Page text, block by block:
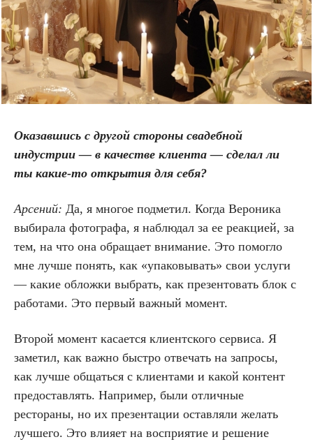
Оказавшись с другой стороны свадебной
индустрии — в качестве клиента — сделал ли
ты какие-то открытия для себя?
Арсений: Да, я многое подметил. Когда Вероника
выбирала фотографа, я наблюдал за ее реакцией, за
тем, на что она обращает внимание. Это помогло
мне лучше понять, как «упаковывать» свои услуги
— какие обложки выбрать, как презентовать блок с
работами. Это первый важный момент.
Второй момент касается клиентского сервиса. Я
заметил, как важно быстро отвечать на запросы,
как лучше общаться с клиентами и какой контент
предоставлять. Например, были отличные
рестораны, но их презентации оставляли желать
лучшего. Это влияет на восприятие и решение